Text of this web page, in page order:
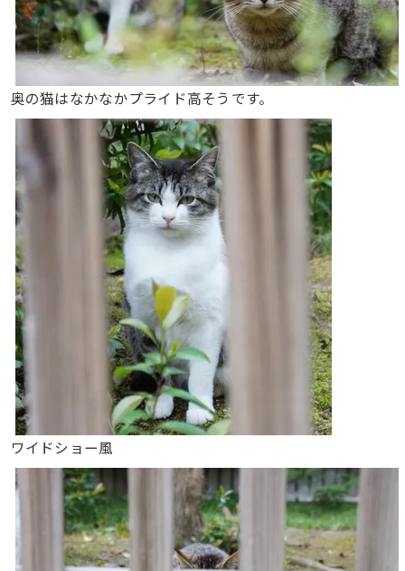
奥の猫はなかなかプライド高そうです。
ワイドショー風